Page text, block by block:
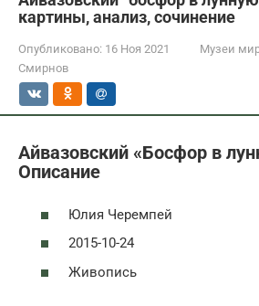
картины, анализ, сочинение
Опубликовано: 16 Ноя 2021 Музеи
Смирнов
Айвазовский «Босфор в
Описание
Юлия Черемпей
2015-10-24
Живопись